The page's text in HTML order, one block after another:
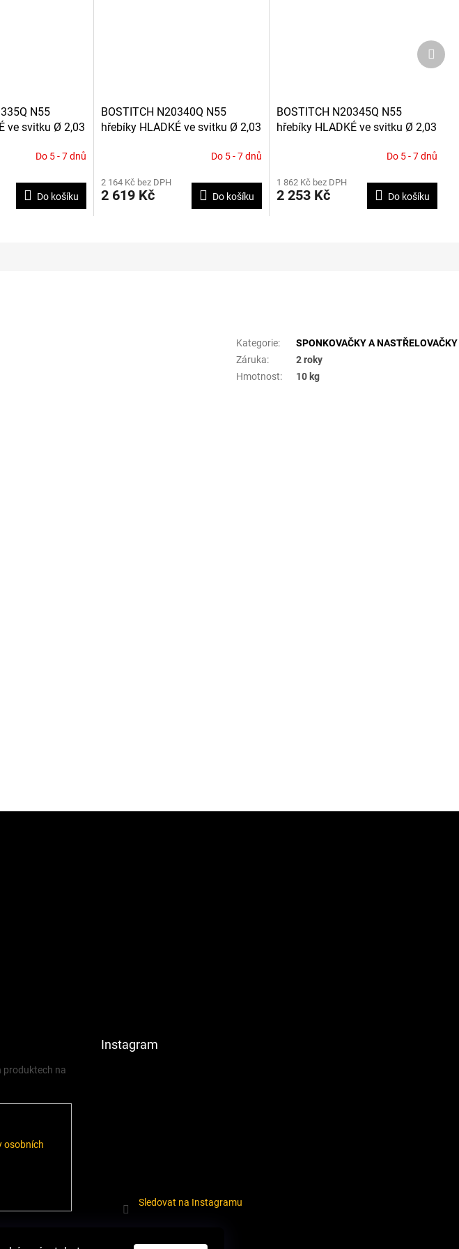
N55
ve svitku Ø 2,03
Do 5 - 7 dnů
Do košíku
BOSTITCH N20340Q N55
hřebíky HLADKÉ ve svitku Ø 2,03
Do 5 - 7 dnů
2 164 Kč bez DPH
2 619 Kč Do košíku
BOSTITCH N20345Q N55
hřebíky HLADKÉ ve svitku Ø 2,03
Do 5 - 7 dnů
1 862 Kč bez DPH
2 253 Kč Do košíku
Další
Kategorie:
SPONKOVAČKY A NASTŘELOVAČKY
Záruka:
2 roky
Hmotnost: 10 kg
produktech na
osobních
Instagram
Sledovat na Instagramu
údajů Odstoupení od smlouvy